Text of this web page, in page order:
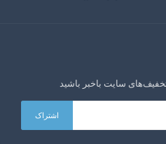
تخفیف‌های سایت باخبر باشید